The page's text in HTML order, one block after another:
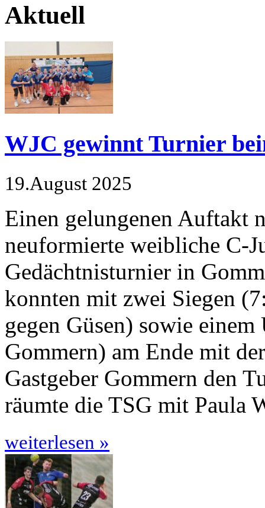
Aktuell
WJC gewinnt Turnier
19.August 2025
Einen gelungenen Auftakt
neuformierte weibliche C-
Gedächtnisturnier in
konnten mit zwei Siegen
gegen Güsen) sowie
Gommern) am Ende mit
Gastgeber Gommern den
räumte die TSG mit
weiterlesen »